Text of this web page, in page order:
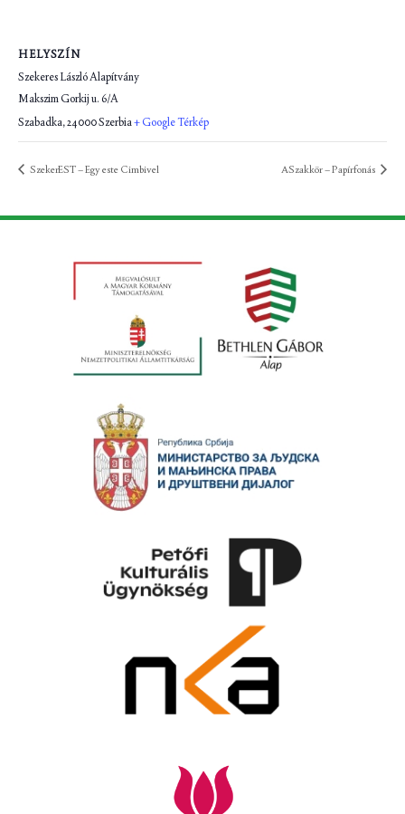
HELYSZÍN
Szekeres László Alapítvány
Makszim Gorkij u. 6/A
Szabadka,24000Szerbia+ Google Térkép
SzekerEST – Egy este Cimbivel ASzakkör – Papírfonás